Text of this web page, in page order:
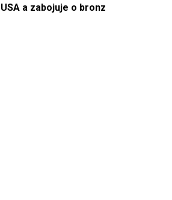
a zabojuje o bronz